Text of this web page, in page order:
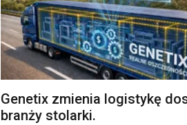
Genetix zmienia logistykę
branży stolarki.